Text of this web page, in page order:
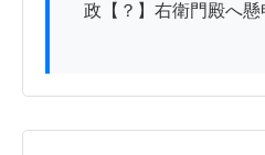
政【？】右衛門殿へ懸